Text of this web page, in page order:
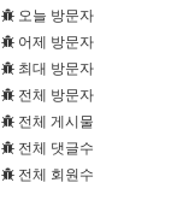
오늘 방문자
어제 방문자
최대 방문자
전체 방문자
전체 게시물
전체 댓글수
전체 회원수